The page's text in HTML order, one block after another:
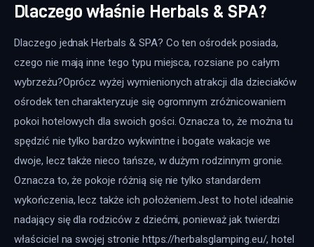
Dlaczego właśnie Herbals & SPA?
Dlaczego jednak Herbals & SPA? Co ten ośrodek posiada,
czego nie mają inne tego typu miejsca, rozsiane po całym
wybrzeżu?Oprócz wyżej wymienionych atrakcji dla dzieciaków
ośrodek ten charakteryzuje się ogromnym zróżnicowaniem
pokoi hotelowych dla swoich gości. Oznacza to, że można tu
spędzić nie tylko bardzo wykwintne i bogate wakacje we
dwoje, lecz także nieco tańsze, w dużym rodzinnym gronie.
Oznacza to, że pokoje różnią się nie tylko standardem
wykończenia, lecz także ich położeniem.Jest to hotel idealnie
nadający się dla rodziców z dziećmi, ponieważ jak twierdzi
właściciel na swojej stronie https://herbalsglamping.eu/, hotel